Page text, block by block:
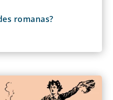
romanas?